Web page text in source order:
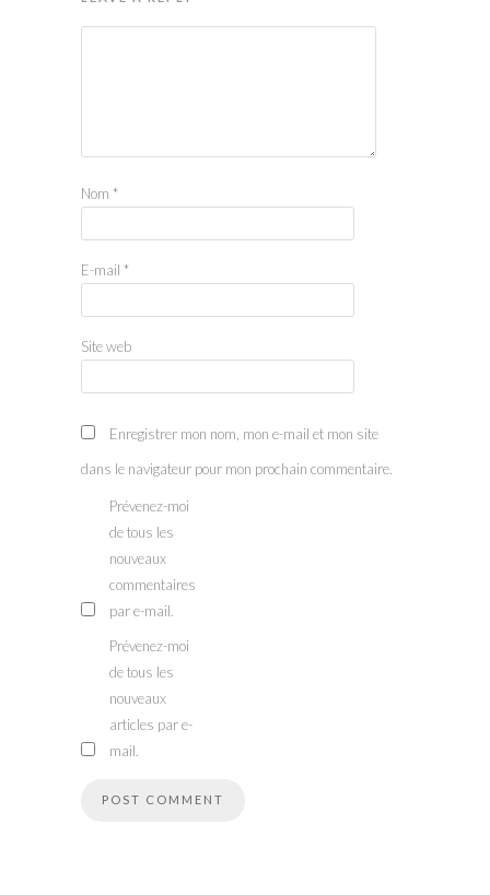
Nom *
E-mail *
Site web
Enregistrer mon nom, mon e-mail et mon site
dans le navigateur pour mon prochain commentaire.
Prévenez-moi
de tous les
nouveaux
commentaires
par e-mail.
Prévenez-moi
de tous les
nouveaux
articles par e-
mail.